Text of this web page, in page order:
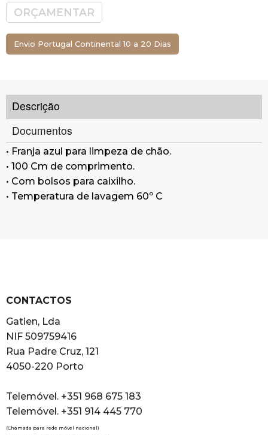
ORÇAMENTAR
Envio Portugal Continental 10 a 20 Dias
Descrição
Documentos
• Franja azul para limpeza de chão.
• 100 Cm de comprimento.
• Com bolsos para caixilho.
• Temperatura de lavagem 60º C
CONTACTOS
Gatien, Lda
NIF 509759416
Rua Padre Cruz, 121
4050-220 Porto
Telemóvel. +351 968 675 183
Telemóvel. +351 914 445 770
(Chamada para rede móvel nacional)